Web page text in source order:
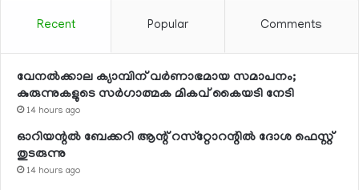
Recent Popular Comments
വേനല്‍ക്കാല ക്യാമ്പിന് വര്‍ണാഭമായ സമാപനം;
കുരുന്നുകളുടെ സര്‍ഗാത്മക മികവ് കൈയടി നേടി
14 hours ago
ഓറിയന്റല്‍ ബേക്കറി ആന്റ് റസ്‌റ്റോറന്റില്‍ ദോശ ഫെസ്റ്റ്
തുടരുന്നു
14 hours ago